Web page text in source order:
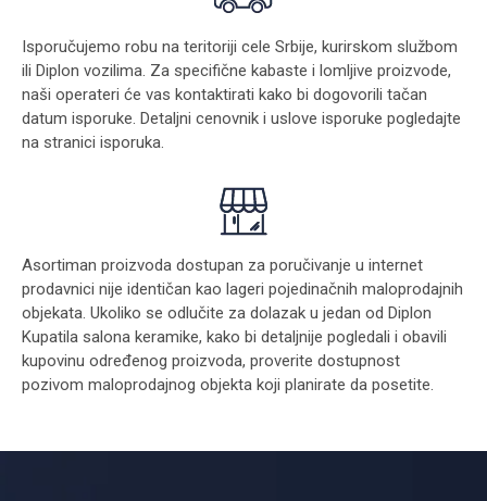
Isporučujemo robu na teritoriji cele Srbije, kurirskom službom
ili Diplon vozilima. Za specifične kabaste i lomljive proizvode,
naši operateri će vas kontaktirati kako bi dogovorili tačan
datum isporuke. Detaljni cenovnik i uslove isporuke pogledajte
na stranici isporuka.
Asortiman proizvoda dostupan za poručivanje u internet
prodavnici nije identičan kao lageri pojedinačnih maloprodajnih
objekata. Ukoliko se odlučite za dolazak u jedan od Diplon
Kupatila salona keramike, kako bi detaljnije pogledali i obavili
kupovinu određenog proizvoda, proverite dostupnost
pozivom maloprodajnog objekta koji planirate da posetite.